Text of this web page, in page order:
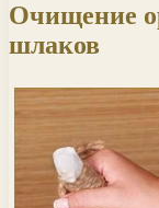
Очищение
шлаков